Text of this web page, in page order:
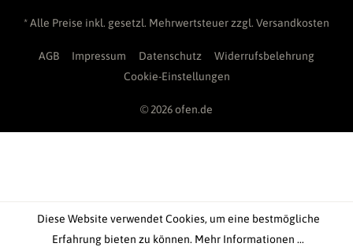
* Alle Preise inkl. gesetzl. Mehrwertsteuer zzgl. Versandkosten
AGB Impressum Datenschutz
Widerrufsbelehrung
Cookie-Einstellungen
© 2026 ofen.de
Diese Website verwendet Cookies, um eine bestmögliche
Erfahrung bieten zu können. Mehr Informationen ...